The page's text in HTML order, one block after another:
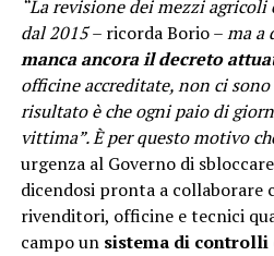
“La revisione dei mezzi
dal 2015– ricorda Borio –ma a
manca ancora il decreto
officine accreditate, non ci
risultato è che ogni paio di
vittima”. È per questo motivo
urgenza al Governo di
dicendosi pronta a collaborare
rivenditori, officine e tecnici
campo un sistema di